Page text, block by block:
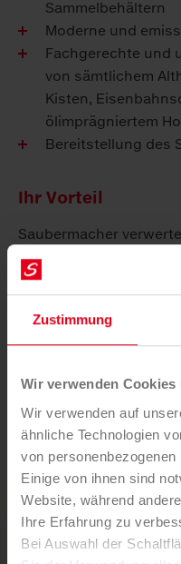
Zustimmung
Wir verwenden Cookies
Wir verwenden auf
ähnliche Technologien
von
Einige von ihnen sind
Website, während
Ihre Erfahrung zu
Bei Auswahl der
Sammelbehältern
Moderne und
Fachgerechte und
von sämtlichem
Kisten,
ölimprägniertem
Bereitstellung des
Ihr Vorteil
Saubermacher
nicht behandeltes
nachhaltige Recycling
Frei wählbare
Selbstanlieferung
Kostenoptimierung
gesonderte
Ein
Sie möchten